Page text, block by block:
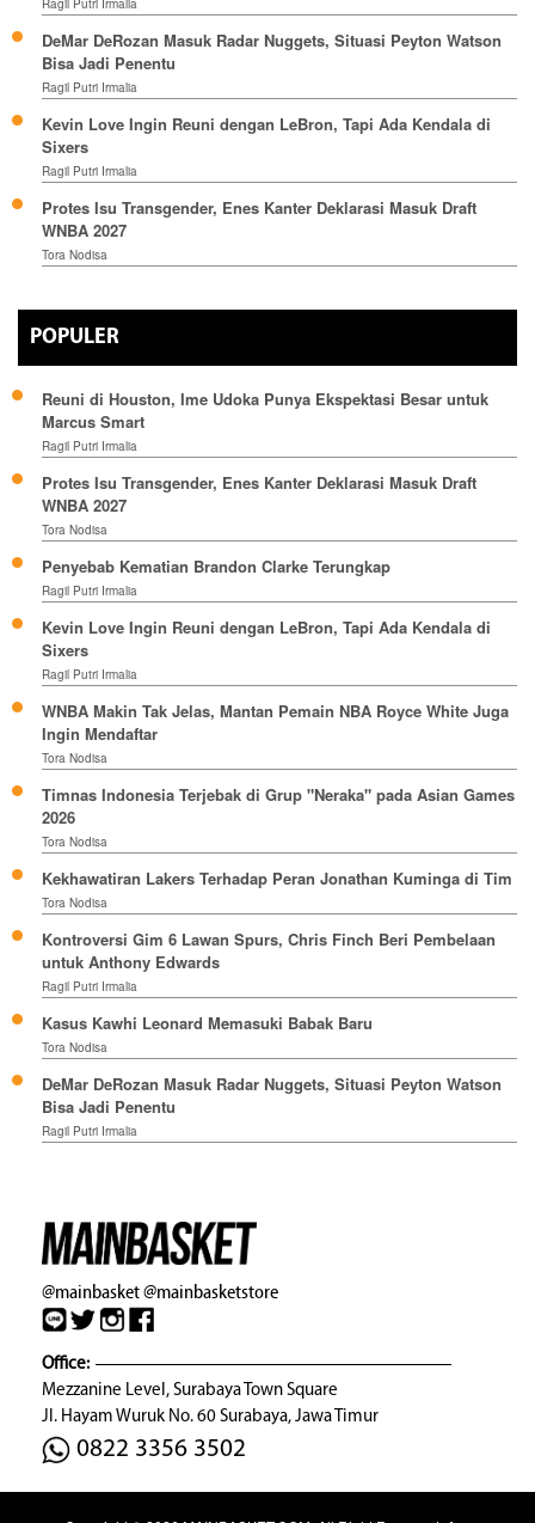
Ragil Putri Irmalia
DeMar DeRozan Masuk Radar Nuggets, Situasi Peyton Watson
Bisa Jadi Penentu
Ragil Putri Irmalia
Kevin Love Ingin Reuni dengan LeBron, Tapi Ada Kendala di
Sixers
Ragil Putri Irmalia
Protes Isu Transgender, Enes Kanter Deklarasi Masuk Draft
WNBA 2027
Tora Nodisa
POPULER
Reuni di Houston, Ime Udoka Punya Ekspektasi Besar untuk
Marcus Smart
Ragil Putri Irmalia
Protes Isu Transgender, Enes Kanter Deklarasi Masuk Draft
WNBA 2027
Tora Nodisa
Penyebab Kematian Brandon Clarke Terungkap
Ragil Putri Irmalia
Kevin Love Ingin Reuni dengan LeBron, Tapi Ada Kendala di
Sixers
Ragil Putri Irmalia
WNBA Makin Tak Jelas, Mantan Pemain NBA Royce White Juga
Ingin Mendaftar
Tora Nodisa
Timnas Indonesia Terjebak di Grup "Neraka" pada Asian Games
2026
Tora Nodisa
Kekhawatiran Lakers Terhadap Peran Jonathan Kuminga di Tim
Tora Nodisa
Kontroversi Gim 6 Lawan Spurs, Chris Finch Beri Pembelaan
untuk Anthony Edwards
Ragil Putri Irmalia
Kasus Kawhi Leonard Memasuki Babak Baru
Tora Nodisa
DeMar DeRozan Masuk Radar Nuggets, Situasi Peyton Watson
Bisa Jadi Penentu
Ragil Putri Irmalia
@mainbasket@mainbasketstore
Office:
Mezzanine Level, Surabaya Town Square
Jl. Hayam Wuruk No. 60 Surabaya, Jawa Timur
0822 3356 3502